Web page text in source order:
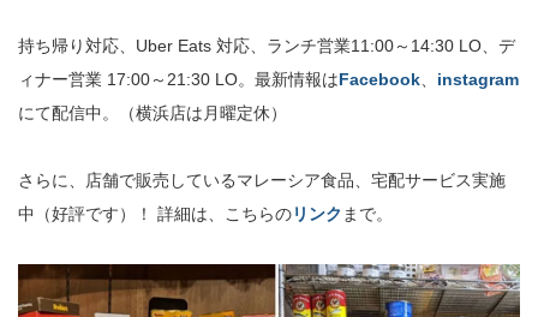
持ち帰り対応、Uber Eats 対応、ランチ営業11:00～14:30 LO、デ
ィナー営業 17:00～21:30 LO。最新情報はFacebook
instagram
にて配信中。（横浜店は月曜定休）
さらに、店舗で販売しているマレーシア食品、宅配サービス実施
中（好評です）！ 詳細は、こちらのリンク まで。